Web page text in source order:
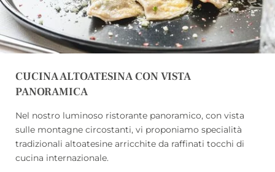
CUCINA ALTOATESINA CON VISTA
PANORAMICA
Nel nostro luminoso ristorante panoramico, con vista
sulle montagne circostanti, vi proponiamo specialità
tradizionali altoatesine arricchite da raffinati tocchi di
cucina internazionale.